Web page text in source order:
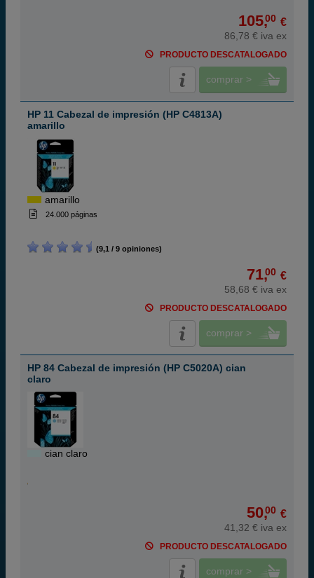
105,00 €
86,78 € iva ex
PRODUCTO DESCATALOGADO
comprar >
HP 11 Cabezal de impresión (HP C4813A)
amarillo
amarillo
24.000 páginas
(9,1 / 9 opiniones)
71,00 €
58,68 € iva ex
PRODUCTO DESCATALOGADO
comprar >
HP 84 Cabezal de impresión (HP C5020A) cian
claro
cian claro
50,00 €
41,32 € iva ex
PRODUCTO DESCATALOGADO
comprar >